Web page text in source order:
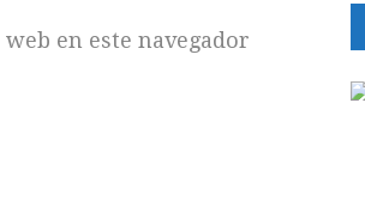
en este navegador